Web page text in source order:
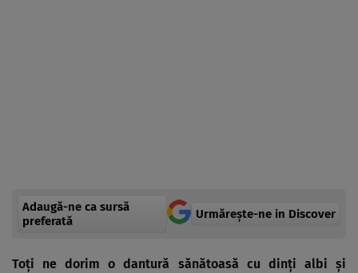
Adaugă-ne ca sursă
preferată
Urmărește-ne in Discover
Toţi ne dorim o dantură sănătoasă cu dinţi albi şi